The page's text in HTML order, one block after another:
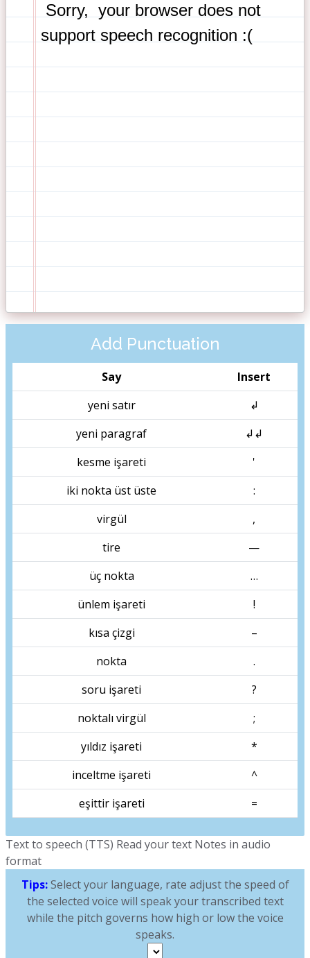
Sorry,  your browser does not
Add Punctuation
Say
Insert
yeni satır
↲
yeni paragraf
↲↲
kesme işareti
'
iki nokta üst üste
:
virgül
,
tire
—
üç nokta
…
ünlem işareti
!
kısa çizgi
–
nokta
.
soru işareti
?
noktalı virgül
;
yıldız işareti
*
inceltme işareti
^
eşittir işareti
=
Text to speech (TTS) Read your text Notes in audio
format
Tips: Select your language, rate adjust the speed of
the selected voice will speak your transcribed text
while the pitch governs how high or low the voice
speaks.